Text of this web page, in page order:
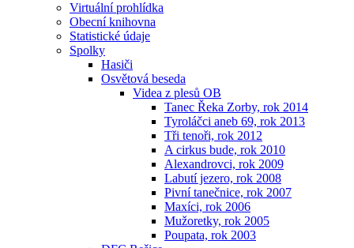
Virtuální prohlídka
Obecní knihovna
Statistické údaje
Spolky
Hasiči
Osvětová beseda
Videa z plesů OB
Tanec Řeka Zorby, rok 2014
Tyroláčci aneb 69, rok 2013
Tři tenoři, rok 2012
A cirkus bude, rok 2010
Alexandrovci, rok 2009
Labutí jezero, rok 2008
Pivní tanečnice, rok 2007
Maxíci, rok 2006
Mužoretky, rok 2005
Poupata, rok 2003